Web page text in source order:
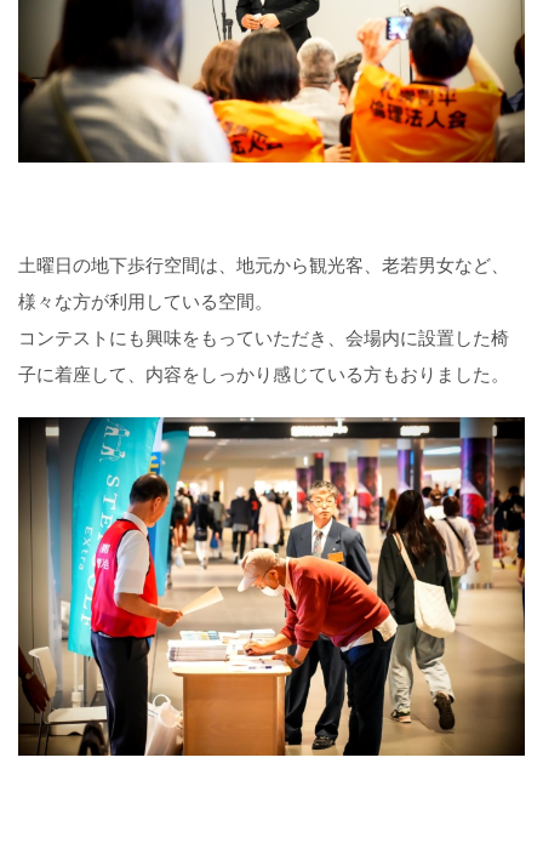
土曜日の地下歩行空間は、地元から観光客、老若男女など、
様々な方が利用している空間。
コンテストにも興味をもっていただき、会場内に設置した椅
子に着座して、内容をしっかり感じている方もおりました。